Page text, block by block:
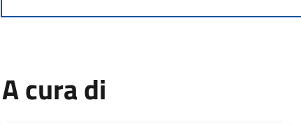
A cura di